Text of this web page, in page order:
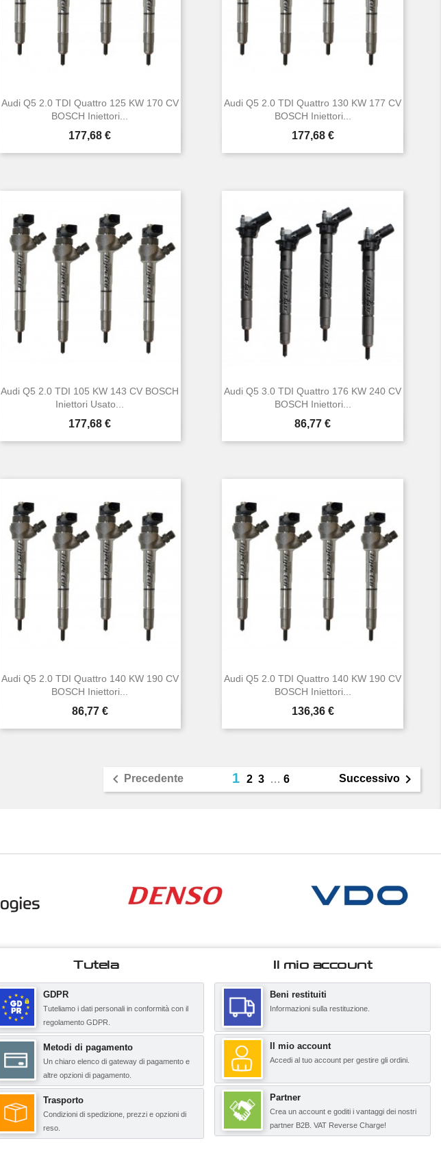
Audi Q5 2.0 TDI Quattro 125 KW 170 CV
BOSCH Iniettori...
Prezzo
177,68 €
Anteprima
Audi Q5 2.0 TDI Quattro 130 KW 177 CV
BOSCH Iniettori...
Prezzo
177,68 €
Anteprima
Audi Q5 2.0 TDI 105 KW 143 CV BOSCH
Iniettori Usato...
Prezzo
177,68 €
 Anteprima
Audi Q5 3.0 TDI Quattro 176 KW 240 CV
BOSCH Iniettori...
Prezzo
86,77 €
Anteprima
Audi Q5 2.0 TDI Quattro 140 KW 190 CV
BOSCH Iniettori...
Prezzo
86,77 €
Anteprima
Audi Q5 2.0 TDI Quattro 140 KW 190 CV
BOSCH Iniettori...
Prezzo
136,36 €
 Anteprima
 Precedente 1 2 3 … 6 Successivo
Tutela
GDPR
Tuteliamo i dati personali in conformità con il
regolamento GDPR.
Metodi di pagamento
Un chiaro elenco di gateway di pagamento e
altre opzioni di pagamento.
Trasporto
Condizioni di spedizione, prezzi e opzioni di
reso.
Il mio account
Beni restituiti
Informazioni sulla restituzione.
Il mio account
Accedi al tuo account per gestire gli ordini.
Partner
Crea un account e goditi i vantaggi dei nostri
partner B2B. VAT Reverse Charge!